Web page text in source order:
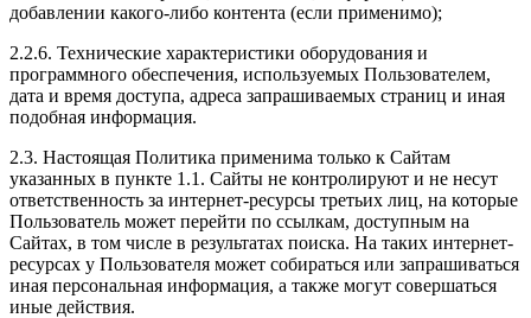
добавлении какого-либо контента (если применимо);
2.2.6. Технические характеристики оборудования и
программного обеспечения, используемых Пользователем,
дата и время доступа, адреса запрашиваемых страниц и иная
подобная информация.
2.3. Настоящая Политика применима только к Сайтам
указанных в пункте 1.1. Сайты не контролируют и не несут
ответственность за интернет-ресурсы третьих лиц, на которые
Пользователь может перейти по ссылкам, доступным на
Сайтах, в том числе в результатах поиска. На таких интернет-
ресурсах у Пользователя может собираться или запрашиваться
иная персональная информация, а также могут совершаться
иные действия.